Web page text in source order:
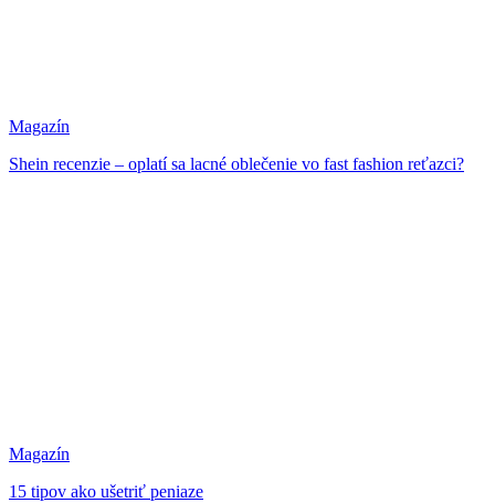
Magazín
Shein recenzie – oplatí sa lacné oblečenie vo fast fashion reťazci?
Magazín
15 tipov ako ušetriť peniaze